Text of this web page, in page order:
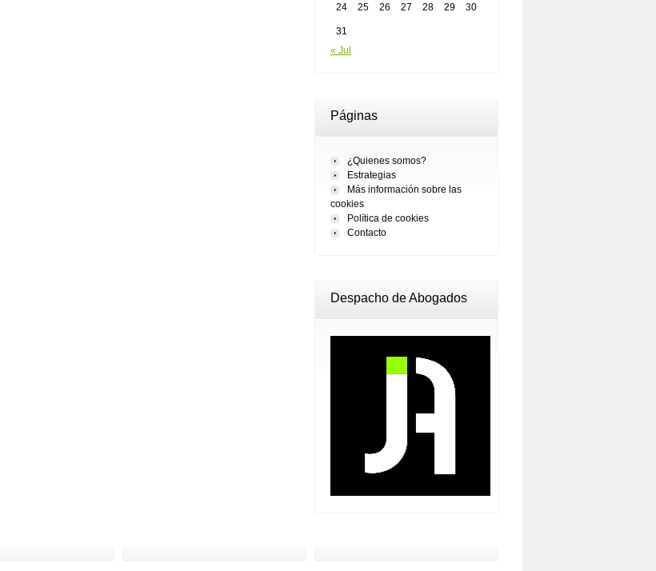
24 25 26 27 28 29 30
31
« Jul
Páginas
¿Quienes somos?
Estrategias
Más información sobre las
cookies
Política de cookies
Contacto
Despacho de Abogados